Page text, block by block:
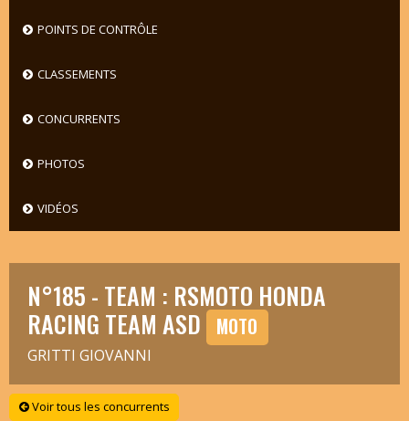
POINTS DE CONTRÔLE
CLASSEMENTS
CONCURRENTS
PHOTOS
VIDÉOS
N°185 - TEAM : RSMOTO HONDA
RACING TEAM ASD MOTO
GRITTI GIOVANNI
Voir tous les concurrents